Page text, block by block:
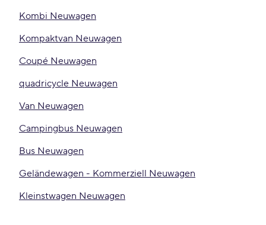
Kombi Neuwagen
Kompaktvan Neuwagen
Coupé Neuwagen
quadricycle Neuwagen
Van Neuwagen
Campingbus Neuwagen
Bus Neuwagen
Geländewagen - Kommerziell Neuwagen
Kleinstwagen Neuwagen